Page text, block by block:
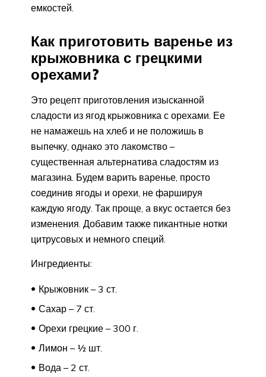
емкостей.
Как приготовить варенье из
крыжовника с грецкими
орехами?
Это рецепт приготовления изысканной
сладости из ягод крыжовника с орехами. Ее
не намажешь на хлеб и не положишь в
выпечку, однако это лакомство –
существенная альтернатива сладостям из
магазина. Будем варить варенье, просто
соединив ягоды и орехи, не фаршируя
каждую ягоду. Так проще, а вкус остается без
изменения. Добавим также пикантные нотки
цитрусовых и немного специй.
Ингредиенты:
Крыжовник – 3 ст.
Сахар – 7 ст.
Орехи грецкие – 300 г.
Лимон – ½ шт.
Вода – 2 ст.